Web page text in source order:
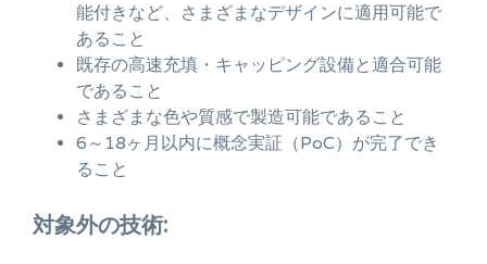
能付きなど、さまざまなデザインに適用可能で
あること
既存の高速充填・キャッピング設備と適合可能
であること
さまざまな色や質感で製造可能であること
6～18ヶ月以内に概念実証（PoC）が完了でき
ること
対象外の技術: